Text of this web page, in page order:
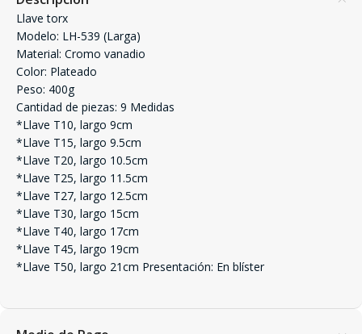
Llave torx
Modelo: LH-539 (Larga)
Material: Cromo vanadio
Color: Plateado
Peso: 400g
Cantidad de piezas: 9 Medidas
*Llave T10, largo 9cm
*Llave T15, largo 9.5cm
*Llave T20, largo 10.5cm
*Llave T25, largo 11.5cm
*Llave T27, largo 12.5cm
*Llave T30, largo 15cm
*Llave T40, largo 17cm
*Llave T45, largo 19cm
*Llave T50, largo 21cm Presentación: En blíster